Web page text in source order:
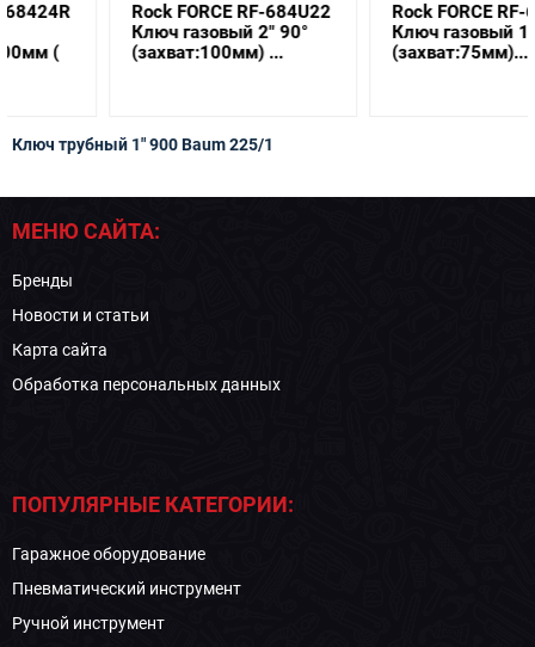
Rock FORCE RF-684U22
Ключ газовый 2" 90°
(захват:100мм) ...
Rock FORCE RF-684U17
Ключ газовый 1.5" 90°
(захват:75мм)...
Ключ трубный 1" 900 Baum 225/1
МЕНЮ САЙТА:
Бренды
Новости и статьи
Карта сайта
Обработка персональных данных
ПОПУЛЯРНЫЕ КАТЕГОРИИ:
Гаражное оборудование
Пневматический инструмент
Ручной инструмент